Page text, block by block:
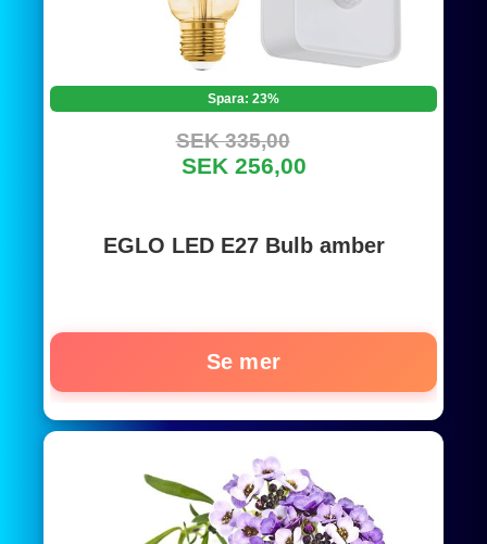
Spara: 23%
SEK 335,00
SEK 256,00
EGLO LED E27 Bulb amber
Se mer